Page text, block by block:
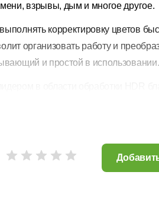
взрывы, дым и многое другое.
корректировку цветов
организовать работу и
и простой в использовании.
в области обработки HDR
стандартом цветности ACES 1.1, в
сдачи HDR-проектов.